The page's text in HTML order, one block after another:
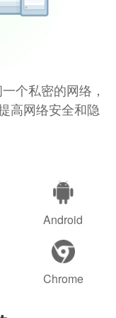
个私密的网络，
高网络安全和隐
Android
Chrome